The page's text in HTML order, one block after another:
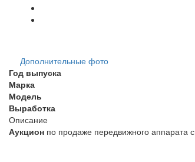
Дополнительные фото
Год выпуска
Марка
Модель
Выработка
Описание
Аукцион по продаже передвижного аппарата